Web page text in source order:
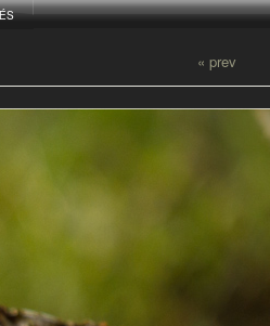
« prev